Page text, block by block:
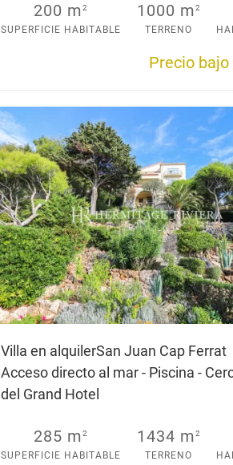
200 m2
SUPERFICIE HABITABLE
1000 m2
TERRENO
Precio
Villa en alquilerSan Juan Cap Ferrat
Acceso directo al mar - Piscina -
del Grand Hotel
285 m2
SUPERFICIE HABITABLE
1434 m2
TERRENO